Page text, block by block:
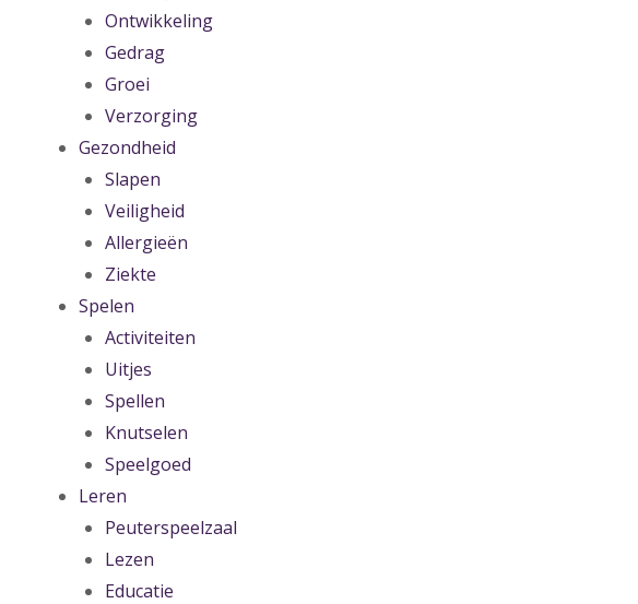
Ontwikkeling
Gedrag
Groei
Verzorging
Gezondheid
Slapen
Veiligheid
Allergieën
Ziekte
Spelen
Activiteiten
Uitjes
Spellen
Knutselen
Speelgoed
Leren
Peuterspeelzaal
Lezen
Educatie